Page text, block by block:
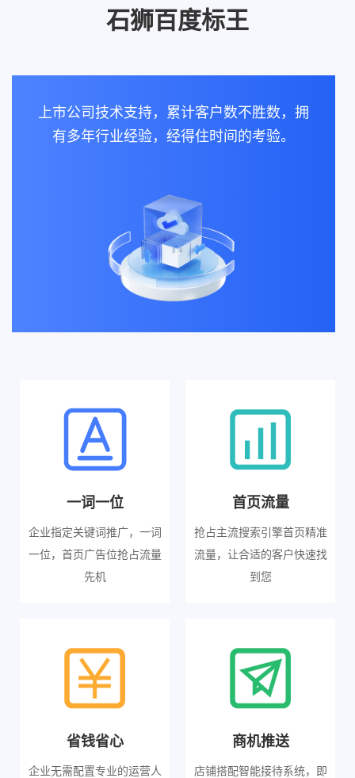
石狮百度标王
上市公司技术支持，累计客户数不胜数，拥
有多年行业经验，经得住时间的考验。
一词一位
企业指定关键词推广，一词
一位，首页广告位抢占流量
先机
首页流量
抢占主流搜索引擎首页精准
流量，让合适的客户快速找
到您
省钱省心
企业无需配置专业的运营人
商机推送
店铺搭配智能接待系统，即